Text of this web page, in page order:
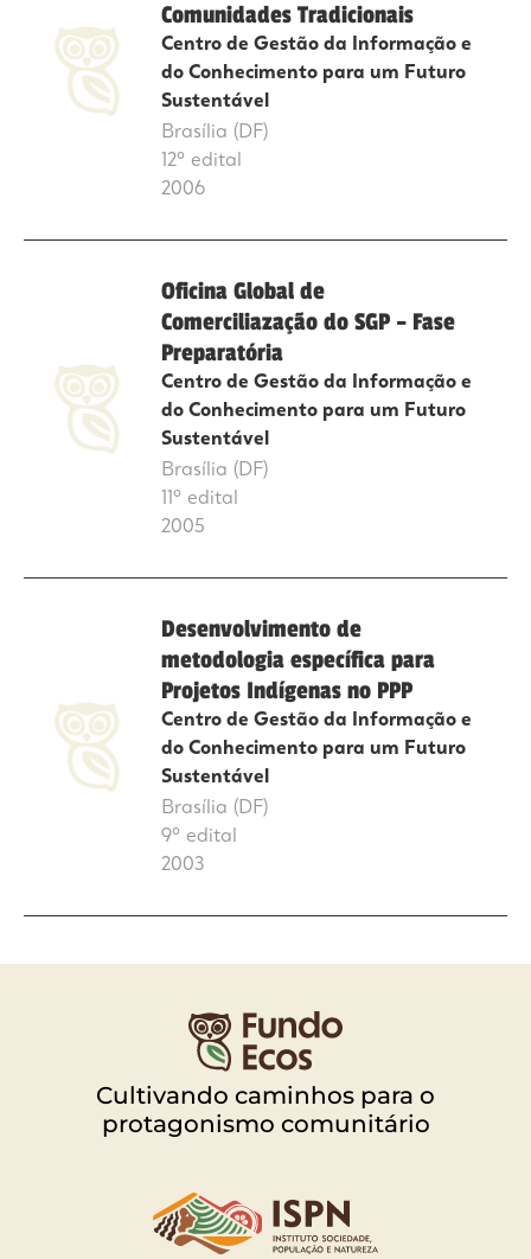
Comunidades Tradicionais
Centro de Gestão da Informação e
do Conhecimento para um Futuro
Sustentável
Brasília (DF)
12º edital
2006
Oficina Global de
Comerciliazação do SGP – Fase
Preparatória
Centro de Gestão da Informação e
do Conhecimento para um Futuro
Sustentável
Brasília (DF)
11º edital
2005
Desenvolvimento de
metodologia específica para
Projetos Indígenas no PPP
Centro de Gestão da Informação e
do Conhecimento para um Futuro
Sustentável
Brasília (DF)
9º edital
2003
Cultivando caminhos para o
protagonismo comunitário